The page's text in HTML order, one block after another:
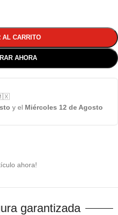
AL CARRITO
AHORA
🇲🇽
y el Miércoles 12 de Agosto
ahora!
garantizada